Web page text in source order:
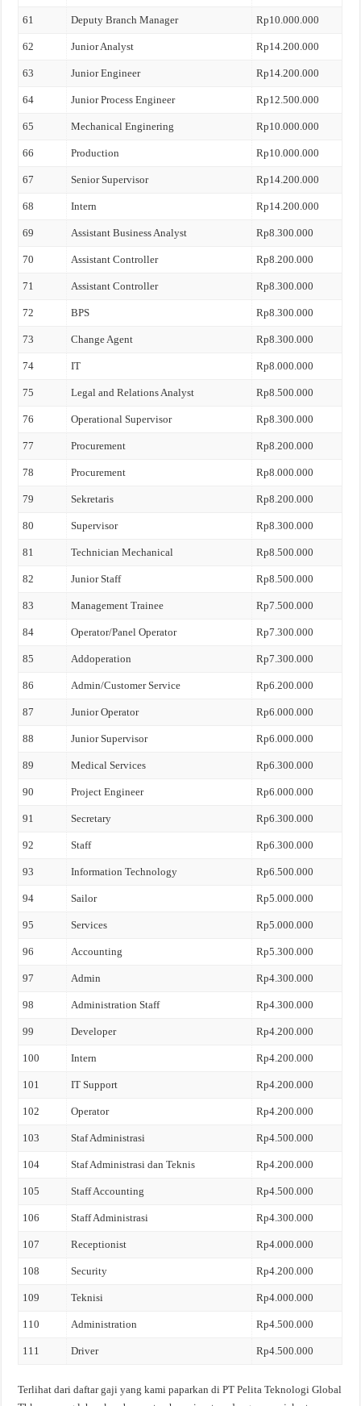
61 Deputy Branch Manager Rp10.000.000
62 Junior Analyst Rp14.200.000
63 Junior Engineer Rp14.200.000
64 Junior Process Engineer Rp12.500.000
65 Mechanical Enginering Rp10.000.000
66 Production Rp10.000.000
67 Senior Supervisor Rp14.200.000
68 Intern Rp14.200.000
69 Assistant Business Analyst Rp8.300.000
70 Assistant Controller Rp8.200.000
71 Assistant Controller Rp8.300.000
72 BPS Rp8.300.000
73 Change Agent Rp8.300.000
74 IT Rp8.000.000
75 Legal and Relations Analyst Rp8.500.000
76 Operational Supervisor Rp8.300.000
77 Procurement Rp8.200.000
78 Procurement Rp8.000.000
79 Sekretaris Rp8.200.000
80 Supervisor Rp8.300.000
81 Technician Mechanical Rp8.500.000
82 Junior Staff Rp8.500.000
83 Management Trainee Rp7.500.000
84 Operator/Panel Operator Rp7.300.000
85 Addoperation Rp7.300.000
86 Admin/Customer Service Rp6.200.000
87 Junior Operator Rp6.000.000
88 Junior Supervisor Rp6.000.000
89 Medical Services Rp6.300.000
90 Project Engineer Rp6.000.000
91 Secretary Rp6.300.000
92 Staff Rp6.300.000
93 Information Technology Rp6.500.000
94 Sailor Rp5.000.000
95 Services Rp5.000.000
96 Accounting Rp5.300.000
97 Admin Rp4.300.000
98 Administration Staff Rp4.300.000
99 Developer Rp4.200.000
100 Intern Rp4.200.000
101 IT Support Rp4.200.000
102 Operator Rp4.200.000
103 Staf Administrasi Rp4.500.000
104 Staf Administrasi dan Teknis Rp4.200.000
105 Staff Accounting Rp4.500.000
106 Staff Administrasi Rp4.300.000
107 Receptionist Rp4.000.000
108 Security Rp4.200.000
109 Teknisi Rp4.000.000
110 Administration Rp4.500.000
111 Driver Rp4.500.000
Terlihat dari daftar gaji yang kami paparkan di PT Pelita Teknologi Global